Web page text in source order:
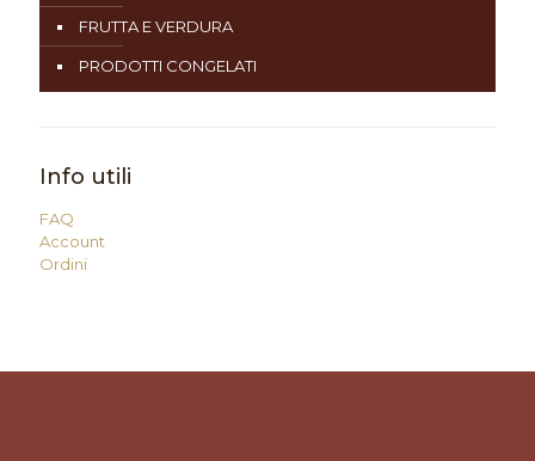
FRUTTA E VERDURA
PRODOTTI CONGELATI
Info utili
FAQ
Account
Ordini